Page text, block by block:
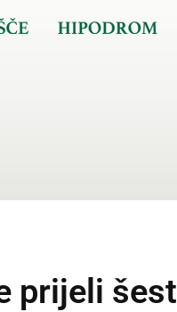
prijeli šest